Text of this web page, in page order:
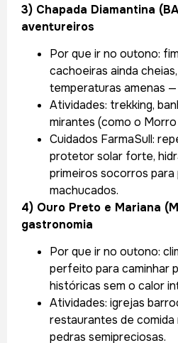
3) Chapada Diamantina
aventureiros
Por que ir no outono:
cachoeiras ainda
temperaturas amenas
Atividades: trekking,
mirantes (como o
Cuidados FarmaSull:
protetor solar forte,
primeiros socorros para
machucados.
4) Ouro Preto e Mariana
gastronomia
Por que ir no outono:
perfeito para caminhar
históricas sem o calor
Atividades: igrejas
restaurantes de comida
pedras semipreciosas.